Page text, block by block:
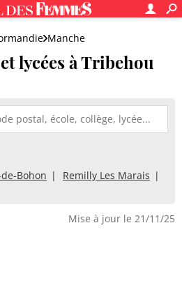
Manche
lycées à Tribehou
Bohon
Remilly Les Marais
Mise à jour le 21/11/25